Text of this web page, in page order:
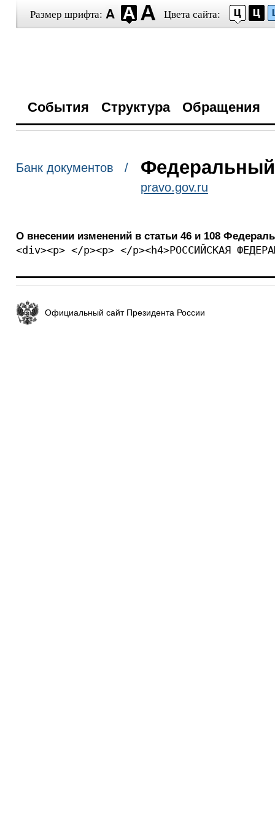
Размер шрифта: Цвета сайта:
События Структура Обращения
Банк документов / Федеральный
pravo.gov.ru
О внесении изменений в статьи 46 и 108
<div><p> </p><p> </p><h4>РОССИЙСКАЯ
Официальный сайт Президента России